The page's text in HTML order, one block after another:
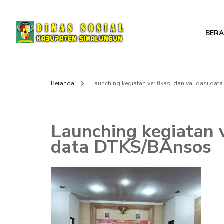
DINAS SOSIAL
Beranda Launching kegiatan verifikasi dan validasi data
Launching kegiatan
data DTKS/BAnsos